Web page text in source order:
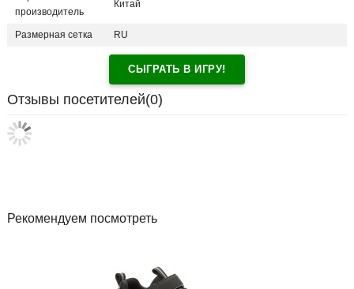
производитель
Китай
Размерная сетка RU
СЫГРАТЬ В ИГРУ!
Отзывы посетителей(0)
Рекомендуем посмотреть